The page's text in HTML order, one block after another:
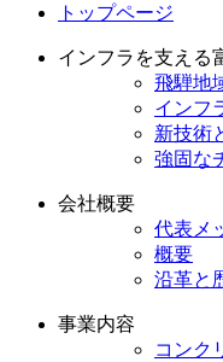
トップページ
インフラを支える
飛騨地
インフ
新技術
強固な
会社概要
代表メ
概要
沿革と
事業内容
コンク